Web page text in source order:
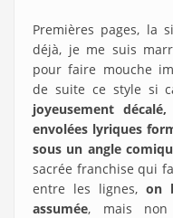
Premières pages, la
déjà, je me suis
pour faire mouche
de suite ce style si
joyeusement
envolées lyriques
sous un angle
sacrée franchise qui
entre les lignes, on
assumée, mais non